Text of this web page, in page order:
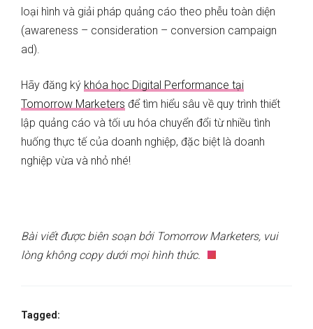
loại hình và giải pháp quảng cáo theo phễu toàn diện
(awareness – consideration – conversion campaign
ad).
Hãy đăng ký khóa học Digital Performance tại
Tomorrow Marketers để tìm hiểu sâu về quy trình thiết
lập quảng cáo và tối ưu hóa chuyển đổi từ nhiều tình
huống thực tế của doanh nghiệp, đặc biệt là doanh
nghiệp vừa và nhỏ nhé!
Bài viết được biên soạn bởi Tomorrow Marketers, vui
lòng không copy dưới mọi hình thức.
Tagged: